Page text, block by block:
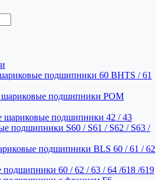
подшипники 60 BHTS / 61
подшипники POM
шариковые подшипники 42 / 43
подшипники S60 / S61 / S62 / S63 /
подшипники BLS 60 / 61 / 62
60 / 62 / 63 / 64 /618 /619